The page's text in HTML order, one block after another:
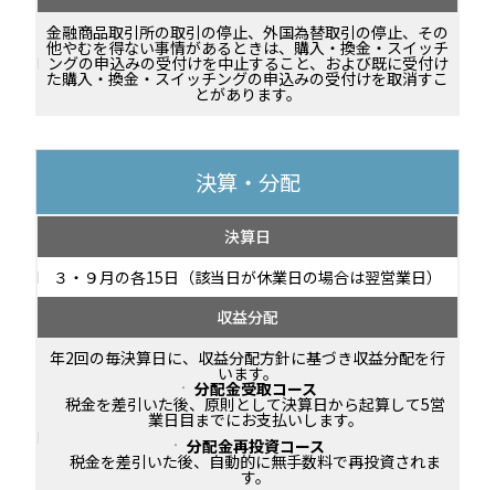
金融商品取引所の取引の停止、外国為替取引の停止、その
他やむを得ない事情があるときは、購入・換金・スイッチ
ングの申込みの受付けを中止すること、および既に受付け
た購入・換金・スイッチングの申込みの受付けを取消すこ
とがあります。
決算・分配
決算日
３・９月の各15日（該当日が休業日の場合は翌営業日）
収益分配
年2回の毎決算日に、収益分配方針に基づき収益分配を行
います。
分配金受取コース
税金を差引いた後、原則として決算日から起算して5営
業日目までにお支払いします。
分配金再投資コース
税金を差引いた後、自動的に無手数料で再投資されま
す。